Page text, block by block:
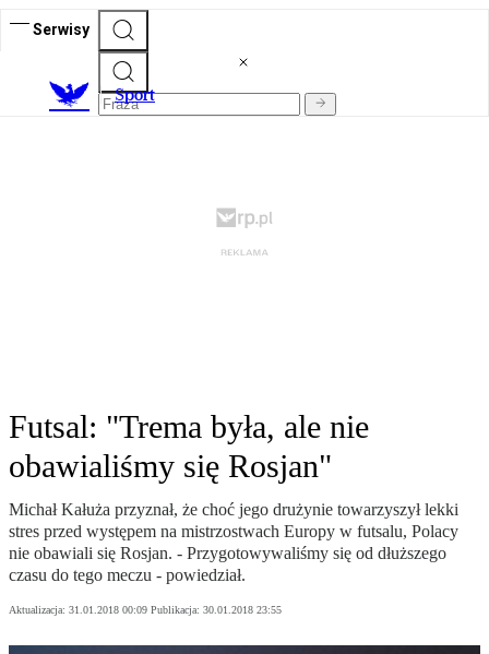
Serwisy
Sport
Futsal: "Trema była, ale nie
obawialiśmy się Rosjan"
Michał Kałuża przyznał, że choć jego drużynie towarzyszył lekki
stres przed występem na mistrzostwach Europy w futsalu, Polacy
nie obawiali się Rosjan. - Przygotowywaliśmy się od dłuższego
czasu do tego meczu - powiedział.
Aktualizacja: 31.01.2018 00:09 Publikacja: 30.01.2018 23:55